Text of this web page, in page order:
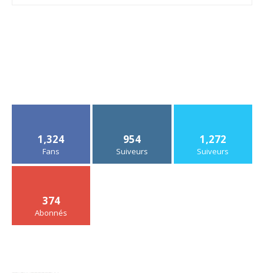
1,324
Fans
954
Suiveurs
1,272
Suiveurs
374
Abonnés